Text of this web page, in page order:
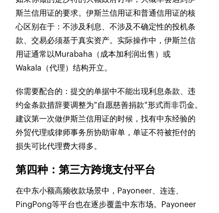
斯兰信用证的要求。伊斯兰信用证和普通信用证的核
心区别在于：不涉及利息、不涉及不确定性的投机条
款、交易必须基于真实资产。实际操作中，伊斯兰信
用证通常以Murabaha（成本加利润出售）或
Wakala（代理）结构开立。
你需要配合的：提交的单据中不能出现利息条款、违
约金条款措辞要调整为"自愿慈善捐款"形式而非罚金。
建议第一次做伊斯兰信用证的时候，找有中东经验的
外贸代理或律师事务所协助审单，单证不符被拒付的
损失可比代理费大得多。
第四种：第三方跨境支付平台
在中东小额高频收款场景中，Payoneer、连连、
PingPong等平台也在逐步覆盖中东市场。Payoneer